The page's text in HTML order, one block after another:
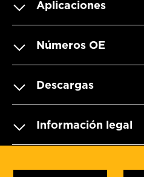
Aplicaciones
Números OE
Descargas
Información legal